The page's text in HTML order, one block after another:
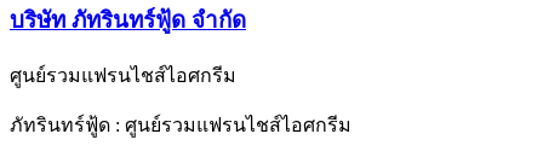
บริษัท ภัทรินทร์ฟู้ด จำกัด
ศูนย์รวมแฟรนไชส์ไอศกรีม
ภัทรินทร์ฟู้ด : ศูนย์รวมแฟรนไชส์ไอศกรีม